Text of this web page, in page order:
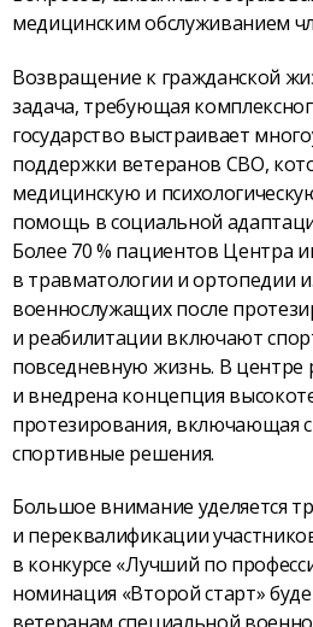
медицинским обслуживанием
Возвращение к гражданской
задача, требующая
государство выстраивает
поддержки ветеранов СВО,
медицинскую и
помощь в социальной
Более 70 % пациентов Центра
в травматологии и ортопедии
военнослужащих после
и реабилитации включают
повседневную жизнь. В центре
и внедрена концепция
протезирования, включающая
спортивные решения.
Большое внимание уделяется
и переквалификации
в конкурсе «Лучший по
номинация «Второй старт»